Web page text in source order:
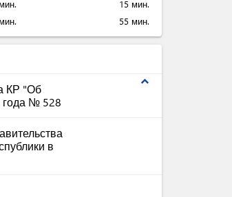
15 мин.
55 мин.
expand_less
КР "Об
года № 528
в